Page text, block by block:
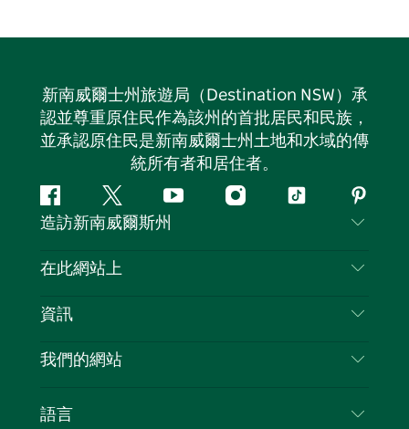
新南威爾士州旅遊局（Destination NSW）承
認並尊重原住民作為該州的首批居民和民族，
並承認原住民是新南威爾士州土地和水域的傳
統所有者和居住者。
Facebook嘰
嘰
喳
Youtube Instagram
抖
造訪新南威爾斯州
聯絡我們
隱私
Cookie 通知
在此網站上
目的地
新南威爾斯州公路旅行
活動
資訊
旅行資訊
新南威爾斯的商業
我們的網站
語言